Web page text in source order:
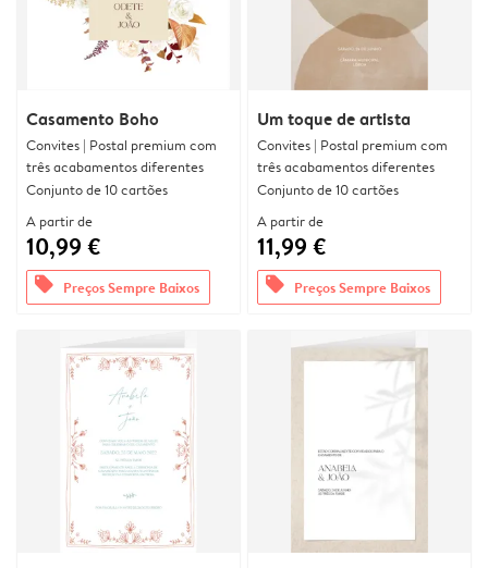
Casamento Boho
Convites | Postal premium com
três acabamentos diferentes
Conjunto de 10 cartões
A partir de
10,99 €
offers Preços Sempre Baixos
Um toque de artista
Convites | Postal premium com
três acabamentos diferentes
Conjunto de 10 cartões
A partir de
11,99 €
offers Preços Sempre Baixos